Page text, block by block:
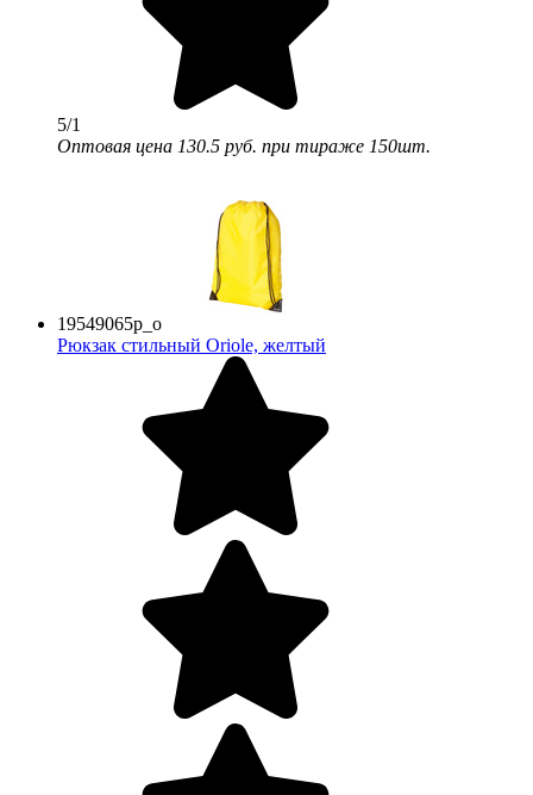
5/1
Оптовая цена 130.5 руб. при тираже 150шт.
19549065p_o
Рюкзак стильный Oriole, желтый